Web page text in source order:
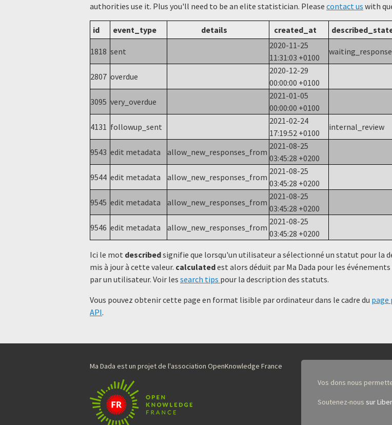
authorities use it. Plus you'll need to be an elite statistician. Please contact us with
id event_type details created_at
1818 sent
2020-11-25
11:31:03 +0100
waiting_response
2807 overdue
2020-12-29
00:00:00 +0100
3095 very_overdue
2021-01-05
00:00:00 +0100
4131 followup_sent
2021-02-24
17:19:52 +0100
internal_review
9543 edit metadata allow_new_responses_from
2021-08-25
03:45:28 +0200
9544 edit metadata allow_new_responses_from
2021-08-25
03:45:28 +0200
9545 edit metadata allow_new_responses_from
2021-08-25
03:45:28 +0200
9546 edit metadata allow_new_responses_from
2021-08-25
03:45:28 +0200
Ici le mot describedsignifie que lorsqu'un utilisateur a sélectionné un statut ​​pour la
mis à jour à cette valeur. calculatedest alors déduit par Ma Dada pour les
par un utilisateur. Voir les search tips pour la description des statuts.
Vous pouvez obtenir cette page en format lisible par ordinateur dans le cadre du page
API.
Ma Dada est un projet de l'association OpenKnowledge France
Vos dons nous
Soutenez-nous sur